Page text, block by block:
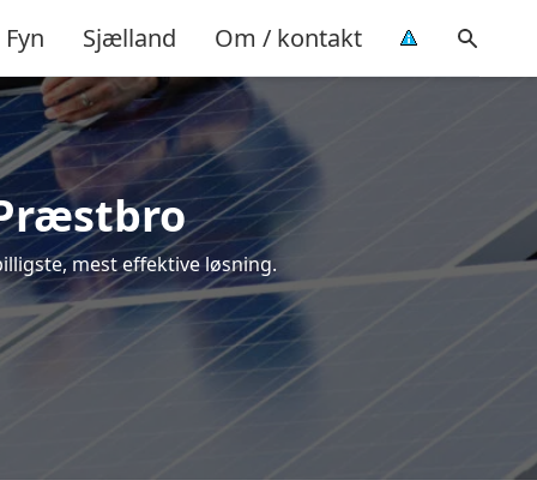
Fyn Sjælland Om / kontakt
mest effektive løsning.